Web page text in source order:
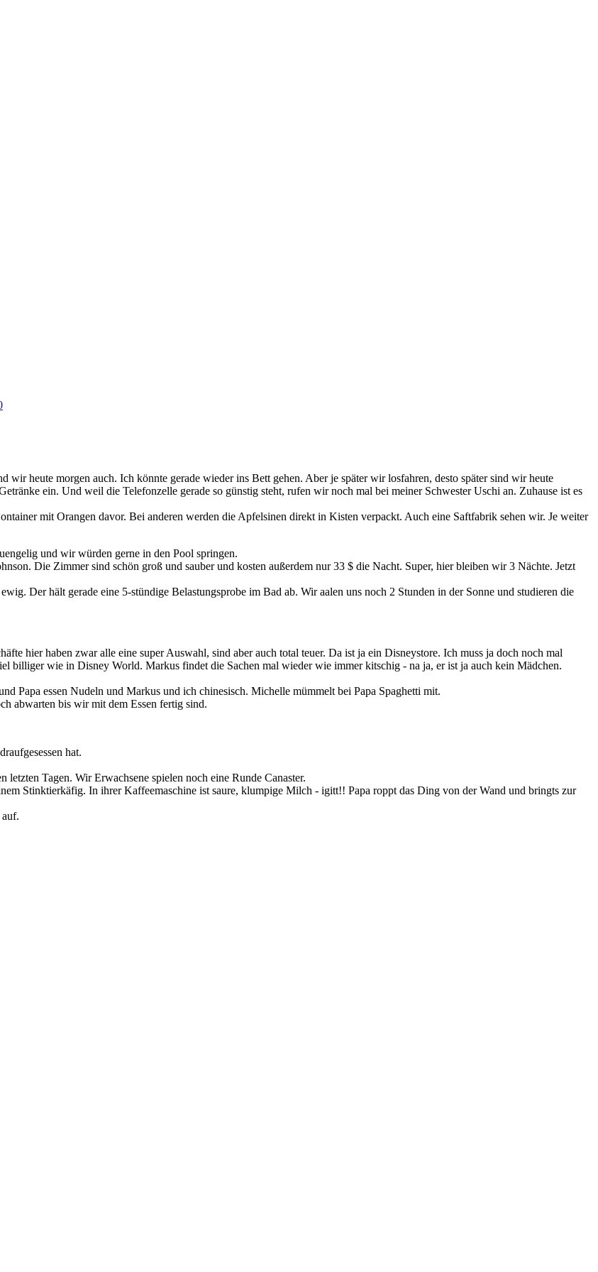
wir heute morgen auch. Ich könnte gerade wieder ins Bett gehen. Aber je später wir losfahren, desto später sind wir heute
ein. Und weil die Telefonzelle gerade so günstig steht, rufen wir noch mal bei meiner Schwester Uschi an. Zuhause ist es
mit Orangen davor. Bei anderen werden die Apfelsinen direkt in Kisten verpackt. Auch eine Saftfabrik sehen wir. Je weiter
und wir würden gerne in den Pool springen.
Die Zimmer sind schön groß und sauber und kosten außerdem nur 33 $ die Nacht. Super, hier bleiben wir 3 Nächte. Jetzt
Der hält gerade eine 5-stündige Belastungsprobe im Bad ab. Wir aalen uns noch 2 Stunden in der Sonne und studieren die
hier haben zwar alle eine super Auswahl, sind aber auch total teuer. Da ist ja ein Disneystore. Ich muss ja doch noch mal
billiger wie in Disney World. Markus findet die Sachen mal wieder wie immer kitschig - na ja, er ist ja auch kein Mädchen.
Papa essen Nudeln und Markus und ich chinesisch. Michelle mümmelt bei Papa Spaghetti mit.
abwarten bis wir mit dem Essen fertig sind.
hat.
Tagen. Wir Erwachsene spielen noch eine Runde Canaster.
Stinktierkäfig. In ihrer Kaffeemaschine ist saure, klumpige Milch - igitt!! Papa roppt das Ding von der Wand und bringts zur